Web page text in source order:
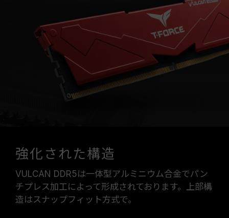
強化された構造
VULCAN DDR5は一体型アルミニウム合金でパン
チプレス加工によって形成されております。上部構
造はスナップフィット方式で。